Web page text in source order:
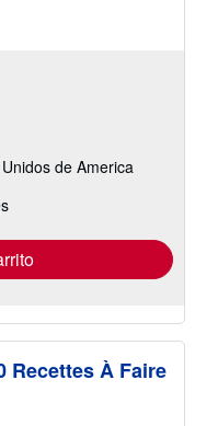
de America
Recettes À Faire